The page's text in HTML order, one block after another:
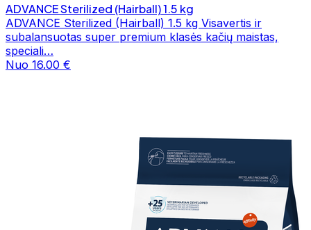
ADVANCE Sterilized (Hairball) 1.5 kg
ADVANCE Sterilized (Hairball) 1.5 kg Visavertis ir
subalansuotas super premium klasės kačių maistas,
speciali…
Nuo 16.00 €